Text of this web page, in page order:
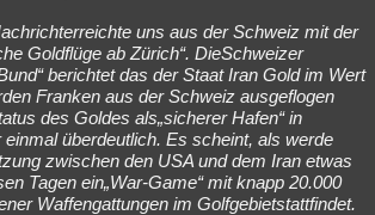
uns aus der Schweiz mit der
Goldflüge ab Zürich“. DieSchweizer
berichtet das der Staat Iran Gold im Wert
Franken aus der Schweiz ausgeflogen
des Goldes als„sicherer Hafen“ in
überdeutlich. Es scheint, als werde
zwischen den USA und dem Iran etwas
Tagen ein„War-Game“ mit knapp 20.000
Waffengattungen im Golfgebietstattfindet.